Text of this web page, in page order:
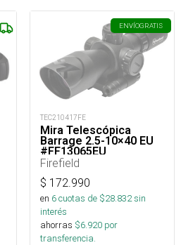
ENVÍOGRATIS
TEC210417FE
Mira Telescópica
Barrage 2.5-10×40 EU
#FF13065EU
Firefield
$ 172.990
en 6cuotas de $28.832sin
interés
ahorras $6.920 por
transferencia.